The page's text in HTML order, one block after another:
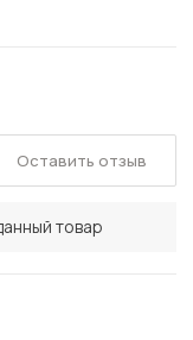
товар
Оставить отзыв